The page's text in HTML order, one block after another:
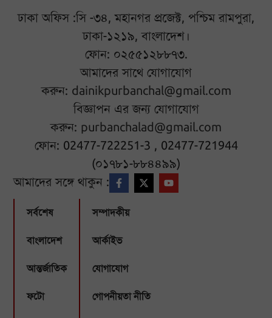
ঢাকা অফিস :সি -৩৪, মহানগর প্রজেক্ট, পশ্চিম রামপুরা,
ঢাকা-১২১৯, বাংলাদেশ।
ফোন: ০২৫৫১২৮৮৭৩.
আমাদের সাথে যোগাযোগ
করুন: dainikpurbanchal@gmail.com
বিজ্ঞাপন এর জন্য যোগাযোগ
করুন: purbanchalad@gmail.com
ফোন: 02477-722251-3 , 02477-721944
(০১৭৮১-৮৮৪৪৯৯)
আমাদের সঙ্গে থাকুন :
সর্বশেষ
বাংলাদেশ
আন্তর্জাতিক
ফটো
সম্পাদকীয়
আর্কাইভ
যোগাযোগ
গোপনীয়তা নীতি